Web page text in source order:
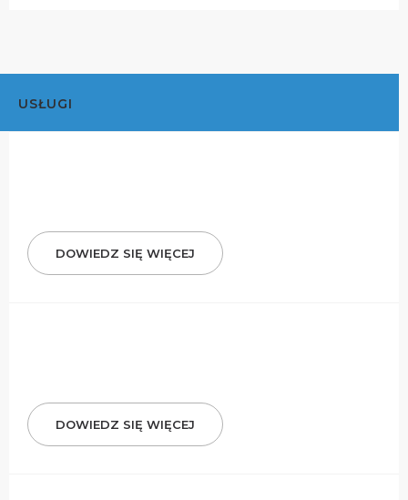
USŁUGI
DOWIEDZ SIĘ WIĘCEJ
DOWIEDZ SIĘ WIĘCEJ